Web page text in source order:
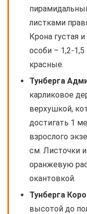
листками
Крона густая
особи – 1,2-
красные.
Тунберга
карликовое
верхушкой,
достигать 1
взрослого
см. Листочки
оранжевую
окантовкой.
Тунберга
высотой до